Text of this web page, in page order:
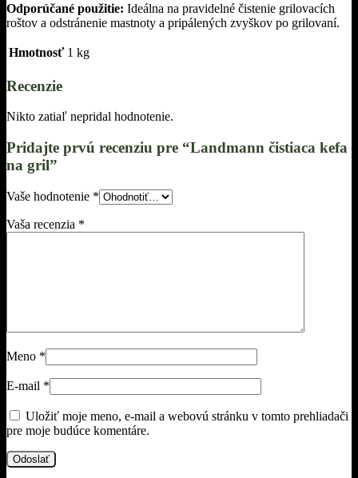
Odporúčané použitie: Ideálna na pravidelné čistenie grilovacích
roštov a odstránenie mastnoty a pripálených zvyškov po grilovaní.
Hmotnosť 1 kg
Recenzie
Nikto zatiaľ nepridal hodnotenie.
Pridajte prvú recenziu pre “Landmann čistiaca kefa
na gril”
Vaše hodnotenie *
Vaša recenzia *
Meno *
E-mail *
Uložiť moje meno, e-mail a webovú stránku v tomto prehliadači
pre moje budúce komentáre.